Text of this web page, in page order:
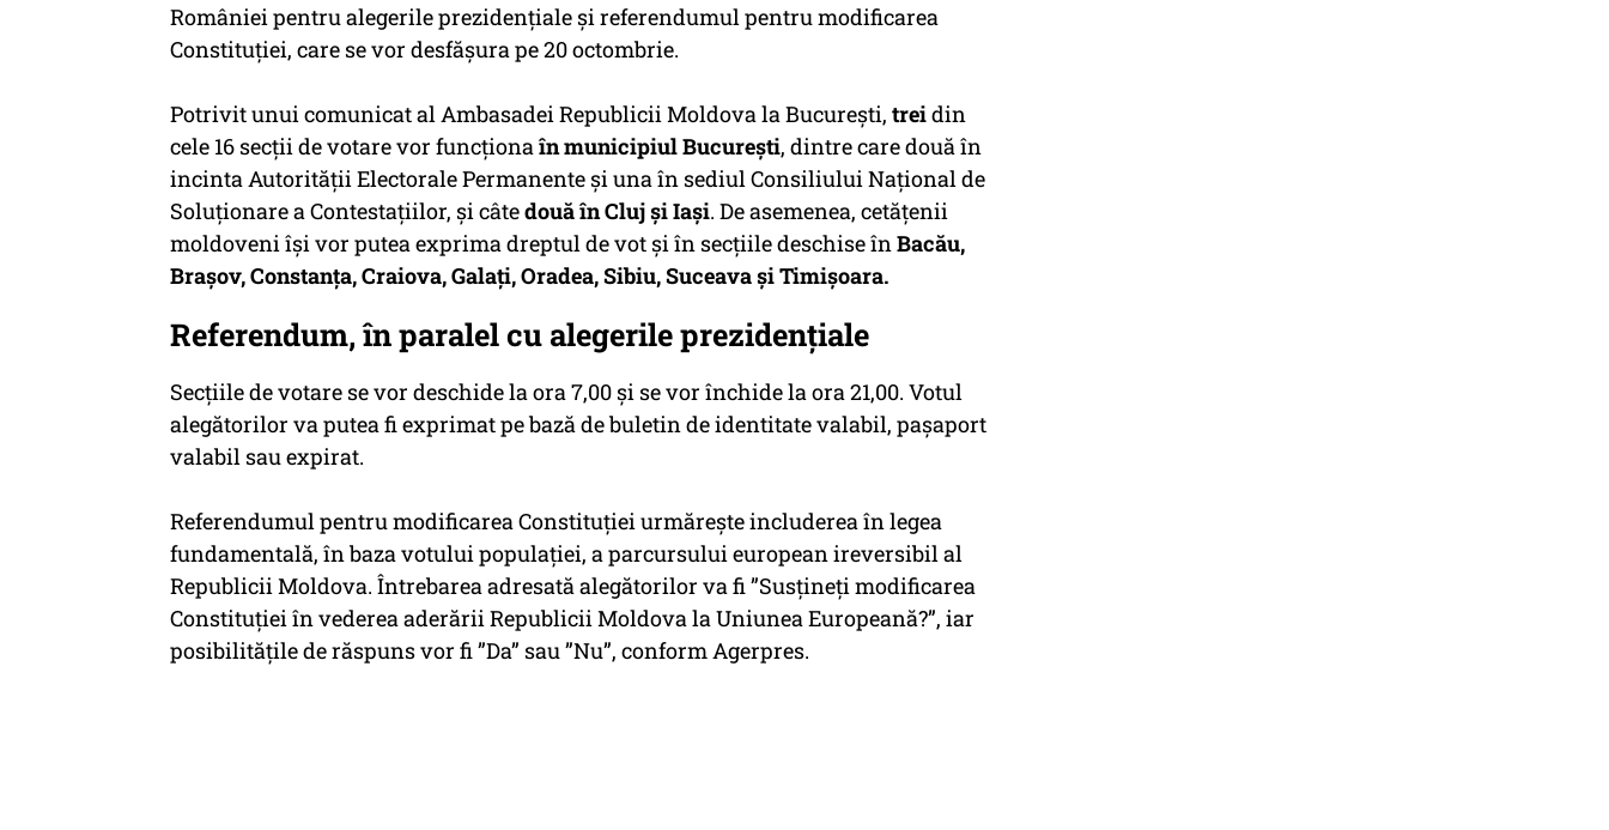
României pentru alegerile prezidențiale și referendumul pentru modificarea
Constituției, care se vor desfășura pe 20 octombrie.
Potrivit unui comunicat al Ambasadei Republicii Moldova la București, treidin
cele 16 secții de votare vor funcționaîn municipiul București, dintre care două în
incinta Autorității Electorale Permanente și una în sediul Consiliului Național de
Soluționare a Contestațiilor, și câtedouă în Cluj și Iași. De asemenea, cetățenii
moldoveni își vor putea exprima dreptul de vot și în secțiile deschise înBacău,
Brașov, Constanța, Craiova, Galați, Oradea, Sibiu, Suceava și Timișoara.
Referendum, în paralel cu alegerile prezidențiale
Secțiile de votare se vor deschide la ora 7,00 și se vor închide la ora 21,00. Votul
alegătorilor va putea fi exprimat pe bază de buletin de identitate valabil, pașaport
valabil sau expirat.
Referendumul pentru modificarea Constituției urmărește includerea în legea
fundamentală, în baza votului populației, a parcursului european ireversibil al
Republicii Moldova. Întrebarea adresată alegătorilor va fi ”Susțineți modificarea
Constituției în vederea aderării Republicii Moldova la Uniunea Europeană?”, iar
posibilitățile de răspuns vor fi ”Da” sau ”Nu”, conform Agerpres.